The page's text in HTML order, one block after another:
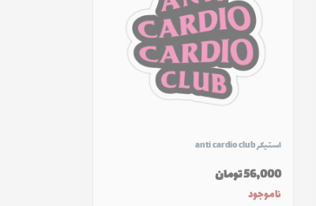
استیکر anti cardio club
56,000 تومان
ناموجود